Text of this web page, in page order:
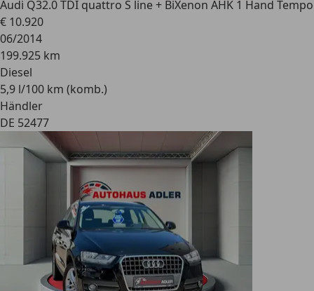
Audi Q32.0 TDI quattro S line + BiXenon AHK 1 Hand Tempo
€ 10.920
06/2014
199.925 km
Diesel
5,9 l/100 km (komb.)
Händler
DE 52477